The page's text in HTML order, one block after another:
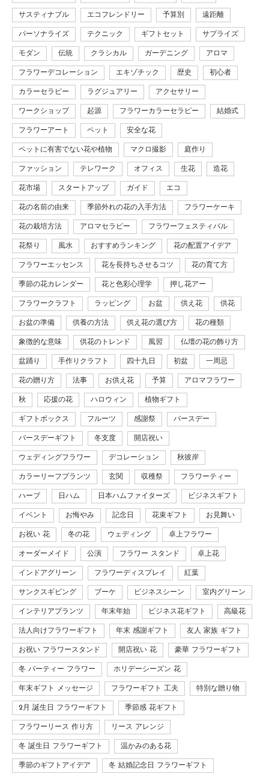
サスティナブル エコフレンドリー 予算別 遠距離
パーソナライズ テクニック ギフトセット サプライズ
モダン 伝統 クラシカル ガーデニング アロマ
フラワーデコレーション エキゾチック 歴史 初心者
カラーセラピー ラグジュアリー アクセサリー
ワークショップ 起源 フラワーカラーセラピー 結婚式
フラワーアート ペット 安全な花
ペットに有害でない花や植物 マクロ撮影 庭作り
ファッション テレワーク オフィス 生花 造花
花市場 スタートアップ ガイド エコ
花の名前の由来 季節外れの花の入手方法 フラワーケーキ
花の栽培方法 アロマセラピー フラワーフェスティバル
花祭り 風水 おすすめランキング 花の配置アイデア
フラワーエッセンス 花を長持ちさせるコツ 花の育て方
季節の花カレンダー 花と色彩心理学 押し花アー
フラワークラフト ラッピング お盆 供え花 供花
お盆の準備 供養の方法 供え花の選び方 花の種類
象徴的な意味 供花のトレンド 風習 仏壇の花の飾り方
盆踊り 手作りクラフト 四十九日 初盆 一周忌
花の贈り方 法事 お供え花 予算 アロマフラワー
秋 応援の花 ハロウィン 植物ギフト
ギフトボックス フルーツ 感謝祭 バースデー
バースデーギフト 冬支度 開店祝い
ウェディングフラワー デコレーション 秋彼岸
カラーリーフプランツ 玄関 収穫祭 フラワーティー
ハーブ 日ハム 日本ハムファイターズ ビジネスギフト
イベント お悔やみ 記念日 花束ギフト お見舞い
お祝い 花 冬の花 ウェディング 卓上フラワー
オーダーメイド 公演 フラワー スタンド 卓上花
インドアグリーン フラワーディスプレイ 紅葉
サンクスギビング ブーケ ビジネスシーン 室内グリーン
インテリアプランツ 年末年始 ビジネス花ギフト 高級花
法人向けフラワーギフト 年末 感謝ギフト 友人 家族 ギフト
お祝い フラワースタンド 開店祝い 花 豪華 フラワーギフト
冬 パーティー フラワー ホリデーシーズン 花
年末ギフト メッセージ フラワーギフト 工夫 特別な贈り物
2月 誕生日 フラワーギフト 季節感 花ギフト
フラワーリース 作り方 リース アレンジ
冬 誕生日 フラワーギフト 温かみのある花
季節のギフトアイデア 冬 結婚記念日 フラワーギフト